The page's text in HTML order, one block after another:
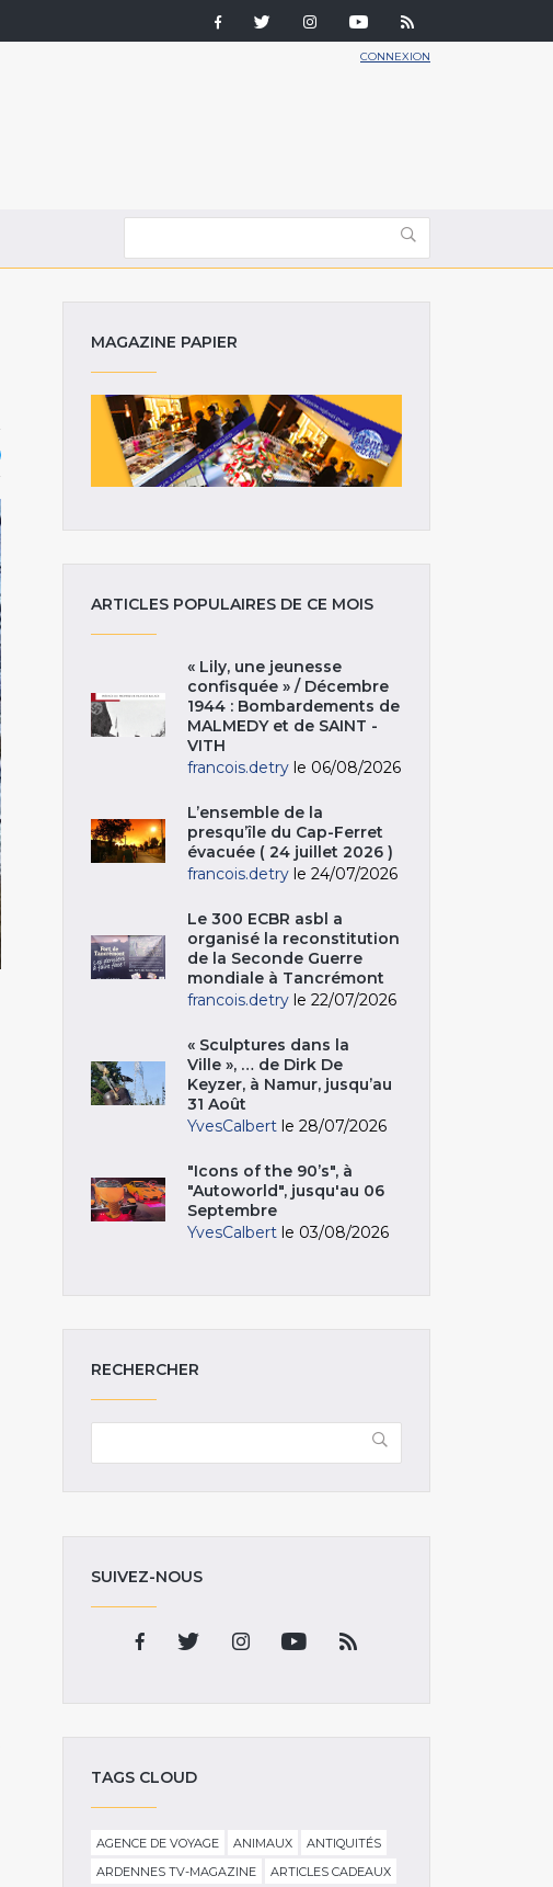
CONNEXION
MAGAZINE PAPIER
ARTICLES POPULAIRES DE CE MOIS
« Lily, une jeunesse
confisquée » / Décembre
1944 : Bombardements de
MALMEDY et de SAINT -
VITH
francois.detry le 06/08/2026
L’ensemble de la
presqu’île du Cap-Ferret
évacuée ( 24 juillet 2026 )
francois.detry le 24/07/2026
Le 300 ECBR asbl a
organisé la reconstitution
de la Seconde Guerre
mondiale à Tancrémont
francois.detry le 22/07/2026
« Sculptures dans la
Ville », … de Dirk De
Keyzer, à Namur, jusqu’au
31 Août
YvesCalbert le 28/07/2026
"Icons of the 90’s", à
"Autoworld", jusqu'au 06
Septembre
YvesCalbert le 03/08/2026
RECHERCHER
SUIVEZ-NOUS
TAGS CLOUD
AGENCE DE VOYAGE ANIMAUX
ANTIQUITÉS
ARDENNES TV-MAGAZINE
ARTICLES CADEAUX